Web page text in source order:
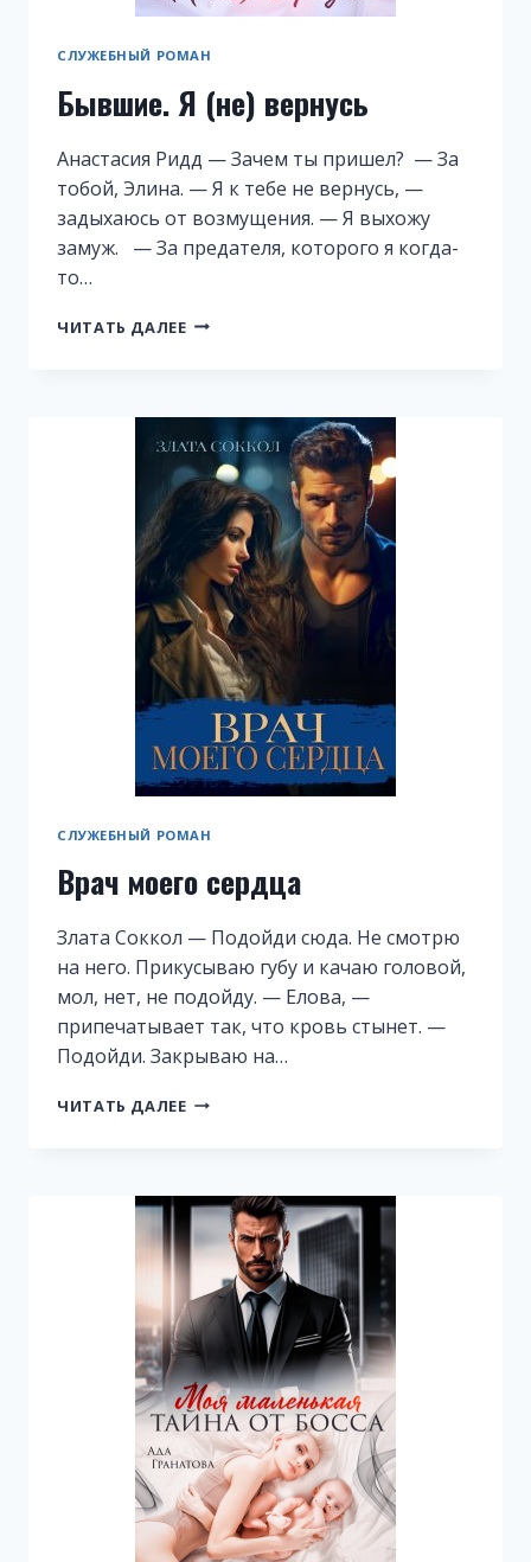
СЛУЖЕБНЫЙ РОМАН
Бывшие. Я (не) вернусь
Анастасия Ридд — Зачем ты пришел? — За
тобой, Элина. — Я к тебе не вернусь, —
задыхаюсь от возмущения. — Я выхожу
замуж. — За предателя, которого я когда-
то…
ЧИТАТЬ ДАЛЕЕ БЫВШИЕ.
СЛУЖЕБНЫЙ РОМАН
Врач моего сердца
Злата Соккол — Подойди сюда. Не смотрю
на него. Прикусываю губу и качаю головой,
мол, нет, не подойду. — Елова, —
припечатывает так, что кровь стынет. —
Подойди. Закрываю на…
ЧИТАТЬ ДАЛЕЕ ВРАЧ